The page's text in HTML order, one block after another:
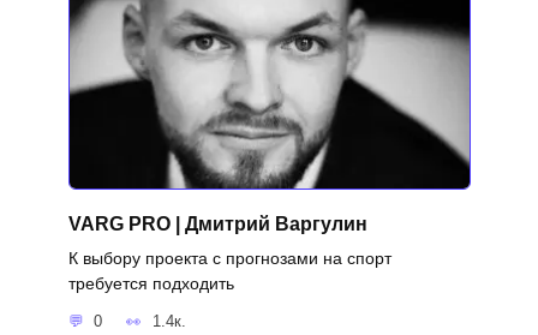
VARG PRO | Дмитрий Варгулин
К выбору проекта с прогнозами на спорт
требуется подходить
0 1.4к.